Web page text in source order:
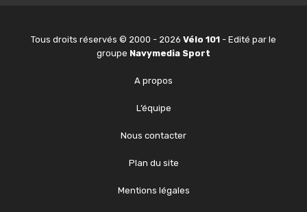
Tous droits réservés © 2000 - 2026 Vélo 101 - Edité par le
groupe Navymedia Sport
A propos
L’équipe
Nous contacter
Plan du site
Mentions légales